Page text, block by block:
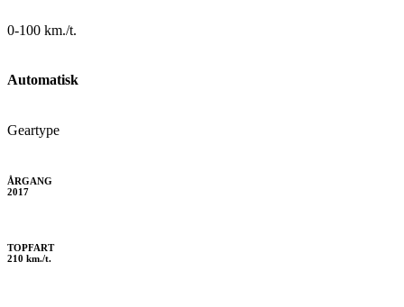
0-100 km./t.
Automatisk
Geartype
ÅRGANG
2017
TOPFART
210 km./t.